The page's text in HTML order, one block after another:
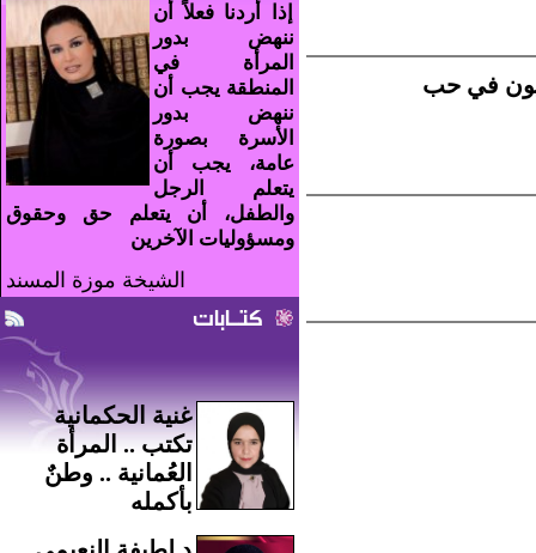
في حب
إذا أردنا فعلاً أن
ننهض بدور
المرأة في
المنطقة يجب أن
ننهض بدور
الأسرة بصورة
عامة، يجب أن
يتعلم الرجل
والطفل، أن يتعلم حق وحقوق
ومسؤوليات الآخرين
الشيخة موزة المسند
كتـابات
غنية الحكمانية
تكتب .. المرأة
العُمانية .. وطنٌ
بأكمله